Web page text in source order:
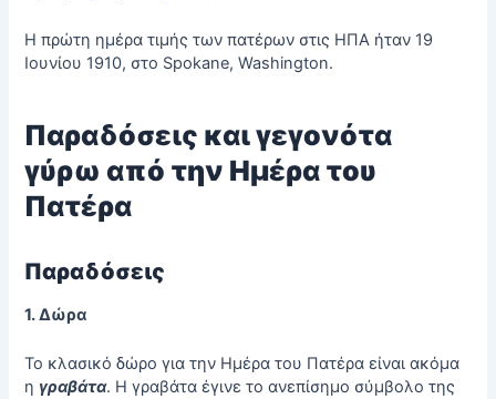
Η πρώτη ημέρα τιμής των πατέρων στις ΗΠΑ ήταν 19
Ιουνίου 1910, στο Spokane, Washington.
Παραδόσεις και γεγονότα
γύρω από την Ημέρα του
Πατέρα
Παραδόσεις
1. Δώρα
Το κλασικό δώρο για την Ημέρα του Πατέρα είναι ακόμα
η γραβάτα. Η γραβάτα έγινε το ανεπίσημο σύμβολο της